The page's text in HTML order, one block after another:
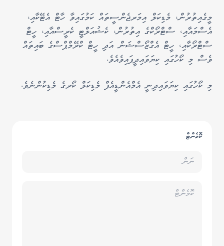
މީގެއިތުރުން، މެޑިކަލް އިމަރޖެންސީތައް ކަމުގައިވާ ހާޓް އެޓޭކާއި،
އެސްމައާއި، ސްޓްރޯކްގެ އިތުރުން، ކެޝުއަލްޓީ ކެރީސްއާއި، ހީޓް
ސްޓްރޯކާއި، ހީޓް އެގްޒޯސްޝަން އަދި ހީޓް ކްރޭމްޕްސްގެ ބައިތައް
ވެސް މި ކޯހުގައި ކިޔަވައިދީފައިވެއެވެ.
މި ކޯހުގައި ކިޔަވައިދިނީ އެމްއެންޑީއެފް މެޑިކަލް ކޯރގެ މެޑިކުންނެވެ.
ކޮމެންޓް